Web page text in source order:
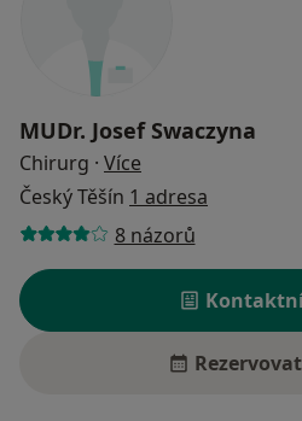
MUDr. Josef Swaczyna
Chirurg · Více
Český Těšín 1 adresa
8 názorů